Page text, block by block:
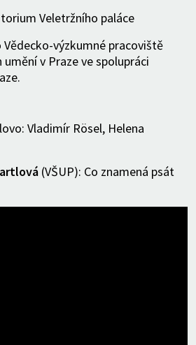
Veletržního paláce
výzkumné pracoviště
v Praze ve spolupráci
Vladimír Rösel, Helena
(VŠUP): Co znamená psát